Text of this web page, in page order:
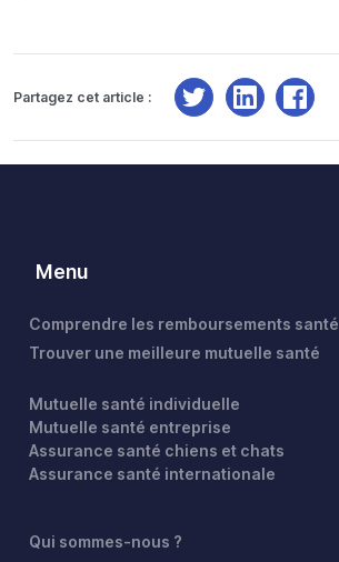
Partagez cet article :
Menu
Comprendre les remboursements santé
Trouver une meilleure mutuelle santé
Mutuelle santé individuelle
Mutuelle santé entreprise
Assurance santé chiens et chats
Assurance santé internationale
Qui sommes-nous ?